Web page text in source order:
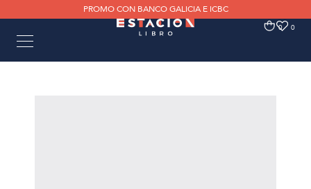
PROMO CON BANCO GALICIA E ICBC
0 0